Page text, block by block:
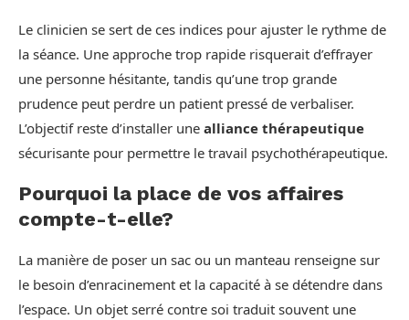
Le clinicien se sert de ces indices pour ajuster le rythme de
la séance. Une approche trop rapide risquerait d’effrayer
une personne hésitante, tandis qu’une trop grande
prudence peut perdre un patient pressé de verbaliser.
L’objectif reste d’installer une alliance thérapeutique
sécurisante pour permettre le travail psychothérapeutique.
Pourquoi la place de vos affaires
compte-t-elle?
La manière de poser un sac ou un manteau renseigne sur
le besoin d’enracinement et la capacité à se détendre dans
l’espace. Un objet serré contre soi traduit souvent une